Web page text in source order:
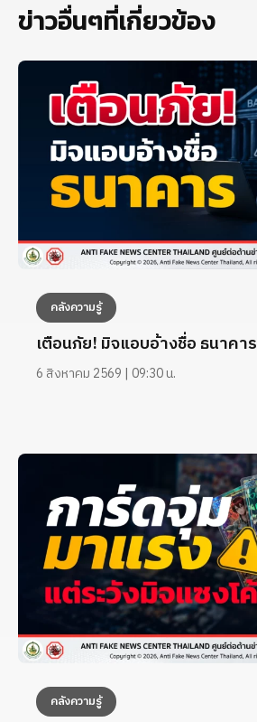
ข่าวอื่นๆที่เกี่ยวข้อง
คลังความรู้
เตือนภัย! มิจแอบอ้างชื่อ ธนาคาร
6 สิงหาคม 2569 | 09:30 น.
คลังความรู้